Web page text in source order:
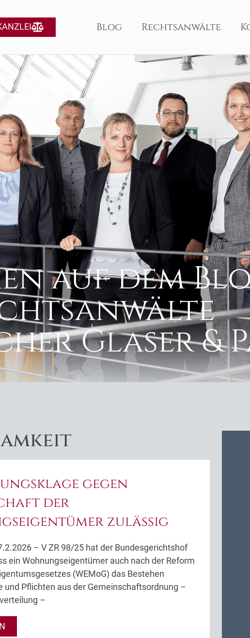
Blog Rechtsanwälte
auf dem
Glaser &
gegen
der
zulässig
– V ZR 98/25 hat der Bundesgerichtshof
ein Wohnungseigentümer auch nach der Reform
(WEMoG) das Bestehen
und Pflichten aus der Gemeinschaftsordnung –
–